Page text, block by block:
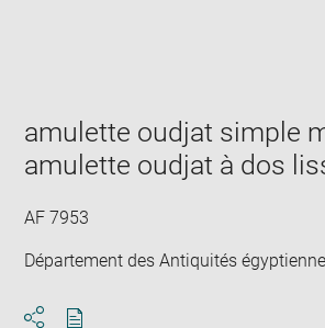
window
amulette oudjat simple
amulette oudjat à dos
AF 7953
Département des Antiquités